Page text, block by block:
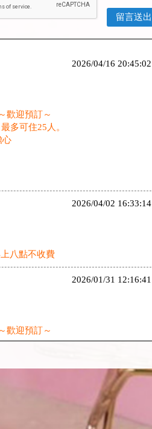
2026/04/16 20:45:02
歡迎預訂～
多可住25人。
心
2026/04/02 16:33:14
八點不收費
2026/01/31 12:16:41
歡迎預訂～